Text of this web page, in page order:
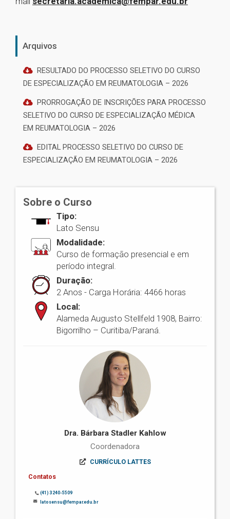
Arquivos
RESULTADO DO PROCESSO SELETIVO DO CURSO
DE ESPECIALIZAÇÃO EM REUMATOLOGIA – 2026
PRORROGAÇÃO DE INSCRIÇÕES PARA PROCESSO
SELETIVO DO CURSO DE ESPECIALIZAÇÃO MÉDICA
EM REUMATOLOGIA – 2026
EDITAL PROCESSO SELETIVO DO CURSO DE
ESPECIALIZAÇÃO EM REUMATOLOGIA – 2026
Sobre o Curso
Tipo:
Lato Sensu
Modalidade:
Curso de formação presencial e em
período integral.
Duração:
2 Anos - Carga Horária: 4466 horas
Local:
Alameda Augusto Stellfeld 1908, Bairro:
Bigorrilho – Curitiba/Paraná.
Dra. Bárbara Stadler Kahlow
Coordenadora
CURRÍCULO LATTES
Contatos
(41) 3240-5509
latosensu@fempar.edu.br